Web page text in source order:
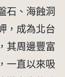
石、海蝕洞
，成為北台
其周邊豐富
一直以來吸